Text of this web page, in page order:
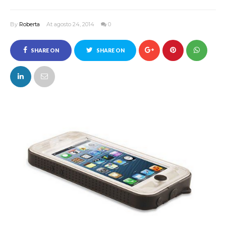
By Roberta At agosto 24, 2014 0
SHARE ON
FACEBOOK
SHARE ON